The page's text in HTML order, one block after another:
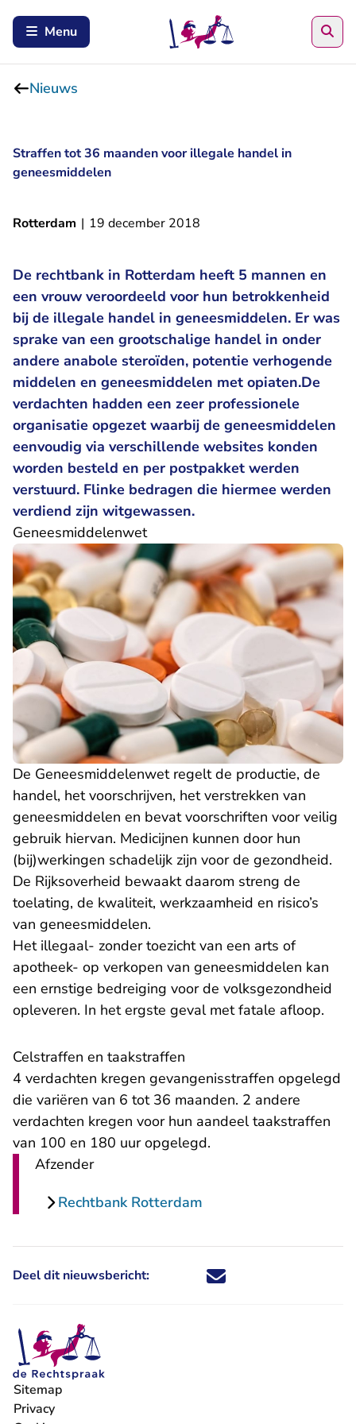
Menu
Nieuws
Straffen tot 36 maanden voor illegale handel in
geneesmiddelen
Rotterdam | 19 december 2018
De rechtbank in Rotterdam heeft 5 mannen en
een vrouw veroordeeld voor hun betrokkenheid
bij de illegale handel in geneesmiddelen. Er was
sprake van een grootschalige handel in onder
andere anabole steroïden, potentie verhogende
middelen en geneesmiddelen met opiaten.De
verdachten hadden een zeer professionele
organisatie opgezet waarbij de geneesmiddelen
eenvoudig via verschillende websites konden
worden besteld en per postpakket werden
verstuurd. Flinke bedragen die hiermee werden
verdiend zijn witgewassen.
Geneesmiddelenwet
De Geneesmiddelenwet regelt de productie, de
handel, het voorschrijven, het verstrekken van
geneesmiddelen en bevat voorschriften voor veilig
gebruik hiervan. Medicijnen kunnen door hun
(bij)werkingen schadelijk zijn voor de gezondheid.
De Rijksoverheid bewaakt daarom streng de
toelating, de kwaliteit, werkzaamheid en risico’s
van geneesmiddelen.
Het illegaal- zonder toezicht van een arts of
apotheek- op verkopen van geneesmiddelen kan
een ernstige bedreiging voor de volksgezondheid
opleveren. In het ergste geval met fatale afloop.
Celstraffen en taakstraffen
4 verdachten kregen gevangenisstraffen opgelegd
die variëren van 6 tot 36 maanden. 2 andere
verdachten kregen voor hun aandeel taakstraffen
van 100 en 180 uur opgelegd.
Afzender
Rechtbank Rotterdam
Deel dit nieuwsbericht: Deel dit nieuwsbericht via X -
Deel dit nieuwsbericht via
Deel dit nieuwsbericht
Deel dit
Sitemap
Privacy